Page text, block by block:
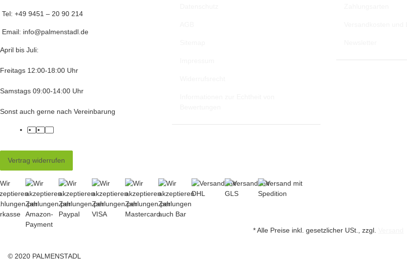
Tel: +49 9451 – 20 90 214
Email: info@palmenstadl.de
April bis Juli:
Freitags 12:00-18:00 Uhr
Samstags 09:00-14:00 Uhr
Sonst auch gerne nach Vereinbarung
facebook
twitterinstagram
Vertrag widerrufen
* Alle Preise inkl. gesetzlicher USt., zzgl.
© 2020 PALMENSTADL